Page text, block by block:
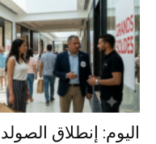
اليوم: إنطلاق